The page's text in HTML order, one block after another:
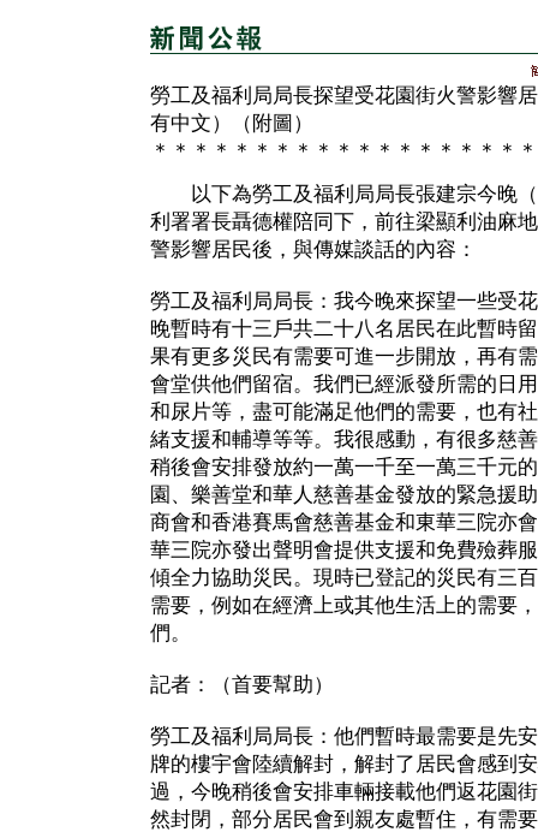
勞工及福利局局長探望受花園街火警影響
有中文）（附圖）
＊＊＊＊＊＊＊＊＊＊＊＊＊＊＊＊＊＊
以下為勞工及福利局局長張建宗今晚（
利署署長聶德權陪同下，前往梁顯利油麻
警影響居民後，與傳媒談話的內容：
勞工及福利局局長：我今晚來探望一些受
晚暫時有十三戶共二十八名居民在此暫時
果有更多災民有需要可進一步開放，再有
會堂供他們留宿。我們已經派發所需的日
和尿片等，盡可能滿足他們的需要，也有
緒支援和輔導等等。我很感動，有很多慈
稍後會安排發放約一萬一千至一萬三千元
園、樂善堂和華人慈善基金發放的緊急援
商會和香港賽馬會慈善基金和東華三院亦
華三院亦發出聲明會提供支援和免費殮葬
傾全力協助災民。現時已登記的災民有三
需要，例如在經濟上或其他生活上的需要
們。
記者：（首要幫助）
勞工及福利局局長：他們暫時最需要是先
牌的樓宇會陸續解封，解封了居民會感到
過，今晚稍後會安排車輛接載他們返花園
然封閉，部分居民會到親友處暫住，有需